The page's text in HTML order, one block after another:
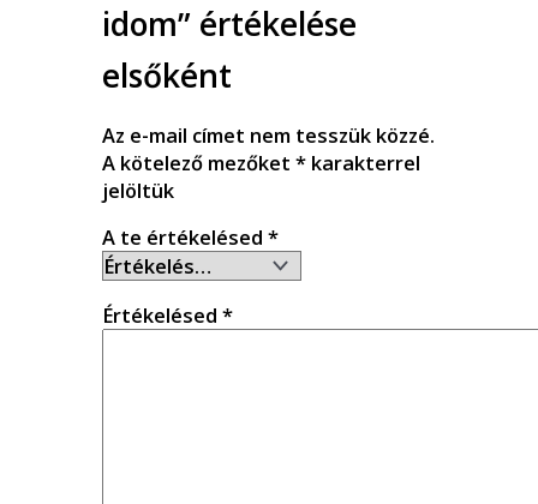
idom” értékelése
elsőként
Az e-mail címet nem tesszük közzé.
A kötelező mezőket *karakterrel
jelöltük
A te értékelésed *
Értékelésed *